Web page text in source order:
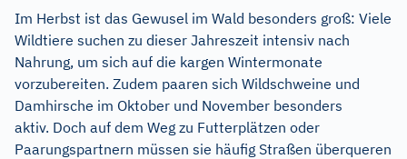
Im Herbst ist das Gewusel im Wald besonders groß: Viele
Wildtiere suchen zu dieser Jahreszeit intensiv nach
Nahrung, um sich auf die kargen Wintermonate
vorzubereiten. Zudem paaren sich Wildschweine und
Damhirsche im Oktober und November besonders
aktiv. Doch auf dem Weg zu Futterplätzen oder
Paarungspartnern müssen sie häufig Straßen überqueren